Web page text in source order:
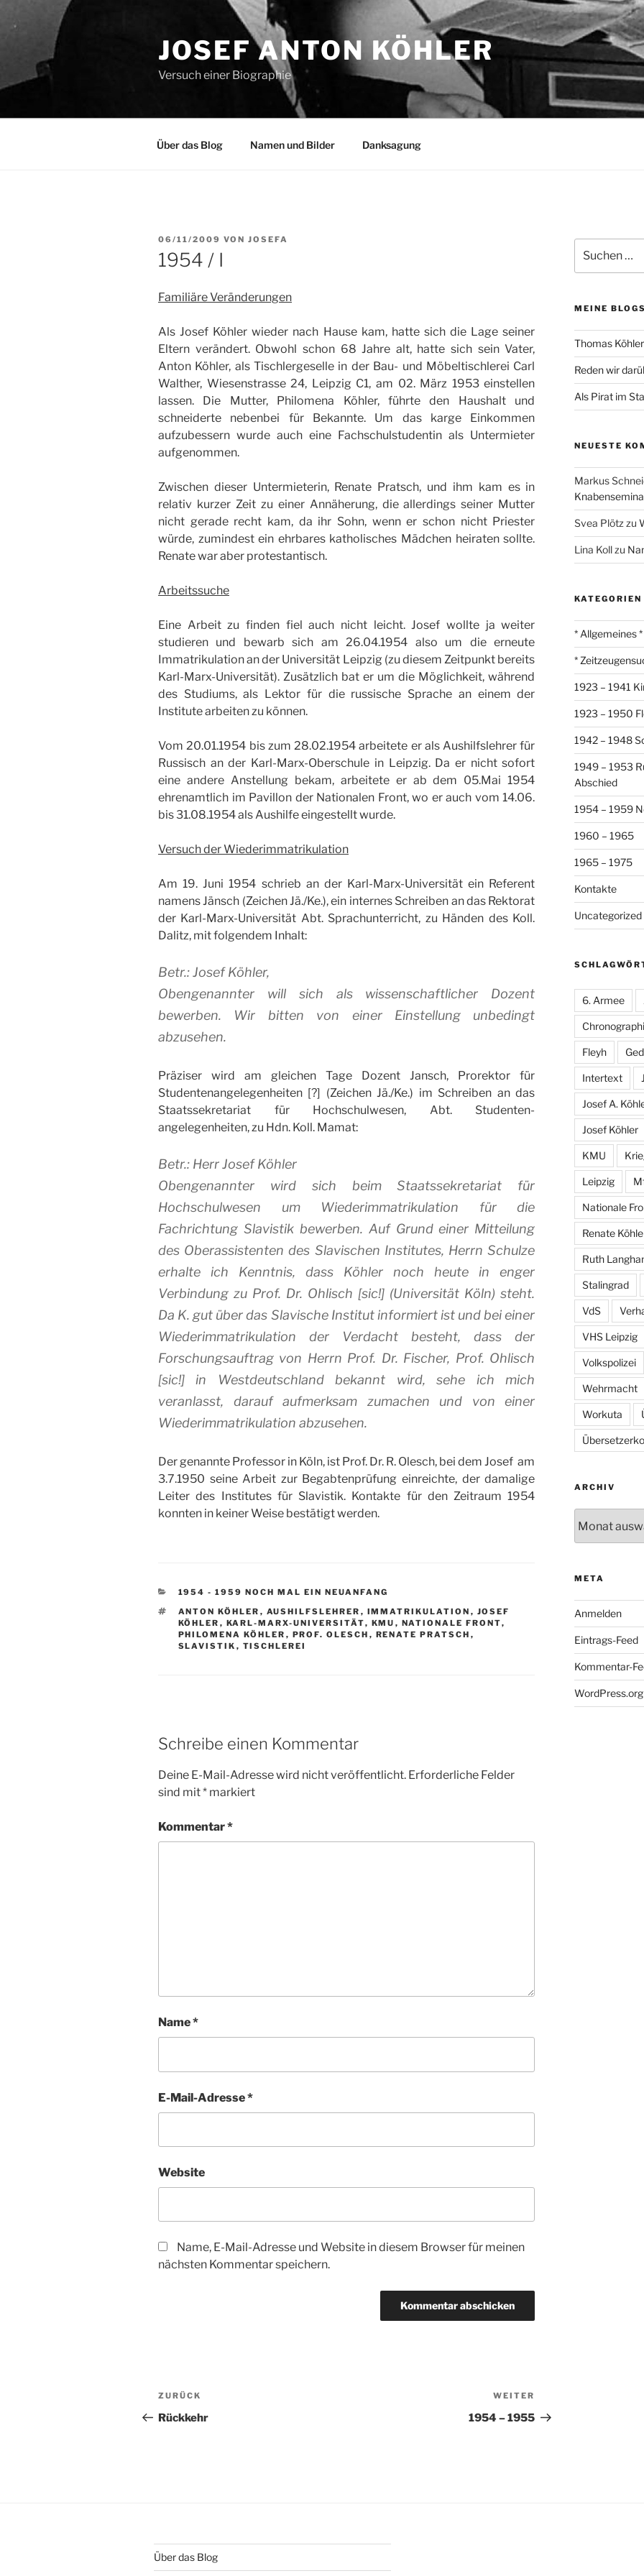
Inhalt
JOSEF ANTON KÖHLER
Versuch einer Biographie
Über das Blog Namen und Bilder Danksagung
VERÖFFENTLICHT
AM
06/11/2009 VON JOSEFA
1954 / I
Familiäre Veränderungen
Als Josef Köhler wieder nach Hause kam, hatte sich die Lage seiner
Eltern verändert. Obwohl schon 68 Jahre alt, hatte sich sein Vater,
Anton Köhler, als Tischlergeselle in der Bau- und Möbeltischlerei Carl
Walther, Wiesenstrasse 24, Leipzig C1, am 02. März 1953 einstellen
lassen. Die Mutter, Philomena Köhler, führte den Haushalt und
schneiderte nebenbei für Bekannte. Um das karge Einkommen
aufzubessern wurde auch eine Fachschulstudentin als Untermieter
aufgenommen.
Zwischen dieser Untermieterin, Renate Pratsch, und ihm kam es in
relativ kurzer Zeit zu einer Annäherung, die allerdings seiner Mutter
nicht gerade recht kam, da ihr Sohn, wenn er schon nicht Priester
würde, zumindest ein ehrbares katholisches Mädchen heiraten sollte.
Renate war aber protestantisch.
Arbeitssuche
Eine Arbeit zu finden fiel auch nicht leicht. Josef wollte ja weiter
studieren und bewarb sich am 26.04.1954 also um die erneute
Immatrikulation an der Universität Leipzig (zu diesem Zeitpunkt bereits
Karl-Marx-Universität). Zusätzlich bat er um die Möglichkeit, während
des Studiums, als Lektor für die russische Sprache an einem der
Institute arbeiten zu können.
Vom 20.01.1954 bis zum 28.02.1954 arbeitete er als Aushilfslehrer für
Russisch an der Karl-Marx-Oberschule in Leipzig. Da er nicht sofort
eine andere Anstellung bekam, arbeitete er ab dem 05.Mai 1954
ehrenamtlich im Pavillon der Nationalen Front, wo er auch vom 14.06.
bis 31.08.1954 als Aushilfe eingestellt wurde.
Versuch der Wiederimmatrikulation
Am 19. Juni 1954 schrieb an der Karl-Marx-Universität ein Referent
namens Jänsch (Zeichen Jä./Ke.), ein internes Schreiben an das Rektorat
der Karl-Marx-Universität Abt. Sprachunterricht, zu Händen des Koll.
Dalitz, mit folgendem Inhalt:
Betr.: Josef Köhler,
Obengenannter will sich als wissenschaftlicher Dozent
bewerben. Wir bitten von einer Einstellung unbedingt
abzusehen.
Präziser wird am gleichen Tage Dozent Jansch, Prorektor für
Studentenangelegenheiten [?] (Zeichen Jä./Ke.) im Schreiben an das
Staatssekretariat für Hochschulwesen, Abt. Studenten-
angelegenheiten, zu Hdn. Koll. Mamat:
Betr.: Herr Josef Köhler
Obengenannter wird sich beim Staatssekretariat für
Hochschulwesen um Wiederimmatrikulation für die
Fachrichtung Slavistik bewerben. Auf Grund einer Mitteilung
des Oberassistenten des Slavischen Institutes, Herrn Schulze
erhalte ich Kenntnis, dass Köhler noch heute in enger
Verbindung zu Prof. Dr. Ohlisch [sic!] (Universität Köln) steht.
Da K. gut über das Slavische Institut informiert ist und bei einer
Wiederimmatrikulation der Verdacht besteht, dass der
Forschungsauftrag von Herrn Prof. Dr. Fischer, Prof. Ohlisch
[sic!] in Westdeutschland bekannt wird, sehe ich mich
veranlasst, darauf aufmerksam zumachen und von einer
Wiederimmatrikulation abzusehen.
Der genannte Professor in Köln, ist Prof. Dr. R. Olesch, bei dem Josef am
3.7.1950 seine Arbeit zur Begabtenprüfung einreichte, der damalige
Leiter des Institutes für Slavistik. Kontakte für den Zeitraum 1954
konnten in keiner Weise bestätigt werden.
KATEGORIEN
1954 - 1959 NOCH MAL EIN NEUANFANG
SCHLAGWÖRTER
ANTON KÖHLER , AUSHILFSLEHRER , IMMATRIKULATION , JOSEF
KÖHLER , KARL-MARX-UNIVERSITÄT, KMU , NATIONALE FRONT,
PHILOMENA KÖHLER , PROF. OLESCH , RENATE PRATSCH ,
SLAVISTIK , TISCHLEREI
Schreibe einen Kommentar
Deine E-Mail-Adresse wird nicht veröffentlicht. Erforderliche Felder
sind mit* markiert
Kommentar*
Name*
E-Mail-Adresse*
Website
Name, E-Mail-Adresse und Website in diesem Browser für meinen
nächsten Kommentar speichern.
Beitragsnavigation
Vorheriger
Beitrag
ZURÜCK
Rückkehr
Beitrag
WEITER
1954 – 1955
nach:
MEINE
Thomas
Reden wir
Als Pirat im
NEUESTE
Markus
Svea Plötz zu
Lina Kollzu
KATEGORIEN
* Allgemeines *
*
1923 – 1941
1923 – 1950
1942 – 1948
1949 – 1953
Abschied
1954 – 1959
1960 – 1965
1965 – 1975
Kontakte
Uncategorized
6. Armee
Fleyh
Intertext
Josef A.
Josef Köhler
KMU
Leipzig
Nationale
Renate
Ruth
Stalingrad
VdS
VHS Leipzig
Volkspolizei
Wehrmacht
Workuta
ARCHIV
META
Anmelden
Eintrags-Feed
Kommentar-
WordPress.org
Über das Blog